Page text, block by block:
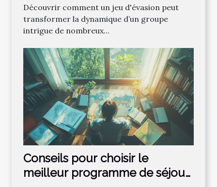
?
Découvrir comment un jeu d'évasion peut
transformer la dynamique d’un groupe
intrigue de nombreux...
Conseils pour choisir le
meilleur programme de séjour